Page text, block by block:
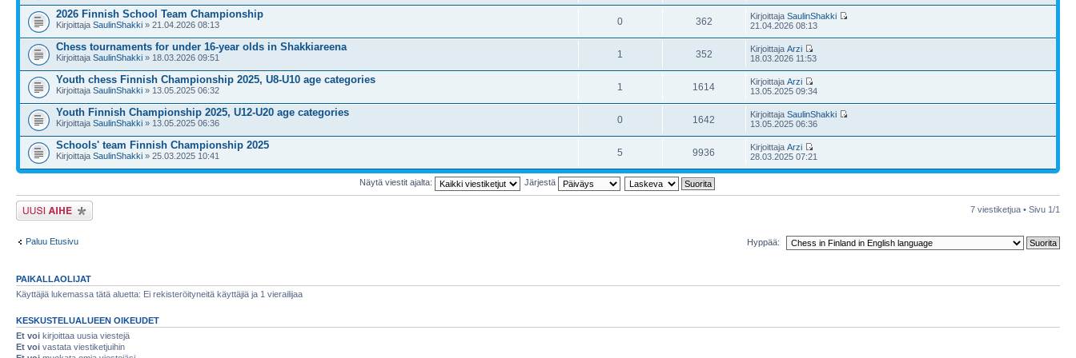
2026 Finnish School Team Championship
Kirjoittaja SaulinShakki » 21.04.2026 08:13 0 362 KirjoittajaSaulinShakki
21.04.2026 08:13
Chess tournaments for under 16-year olds in Shakkiareena
Kirjoittaja SaulinShakki » 18.03.2026 09:51 1 352 KirjoittajaArzi
18.03.2026 11:53
Youth chess Finnish Championship 2025, U8-U10 age categories
Kirjoittaja SaulinShakki » 13.05.2025 06:32 1 1614 KirjoittajaArzi
13.05.2025 09:34
Youth Finnish Championship 2025, U12-U20 age categories
Kirjoittaja SaulinShakki » 13.05.2025 06:36 0 1642 KirjoittajaSaulinShakki
13.05.2025 06:36
Schools' team Finnish Championship 2025
Kirjoittaja SaulinShakki » 25.03.2025 10:41 5 9936 KirjoittajaArzi
28.03.2025 07:21
Näytä viestit ajalta: Järjestä
Lähetä uusi viesti 7 viestiketjua • Sivu 1/1
Paluu Etusivu Hyppää:
PAIKALLAOLIJAT
Käyttäjiä lukemassa tätä aluetta: Ei rekisteröityneitä käyttäjiä ja 1 vierailijaa
KESKUSTELUALUEEN OIKEUDET
Et voi kirjoittaa uusia viestejä
Et voi vastata viestiketjuihin